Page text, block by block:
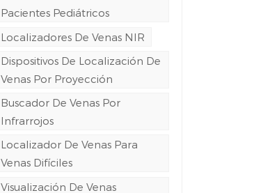
Pacientes Pediátricos
Localizadores De Venas NIR
Dispositivos De Localización De
Venas Por Proyección
Buscador De Venas Por
Infrarrojos
Localizador De Venas Para
Venas Difíciles
Visualización De Venas